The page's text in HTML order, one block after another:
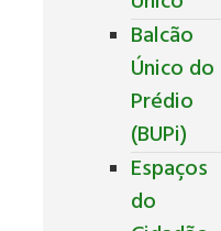
Balcão
Único do
Prédio
(BUPi)
Espaços
do